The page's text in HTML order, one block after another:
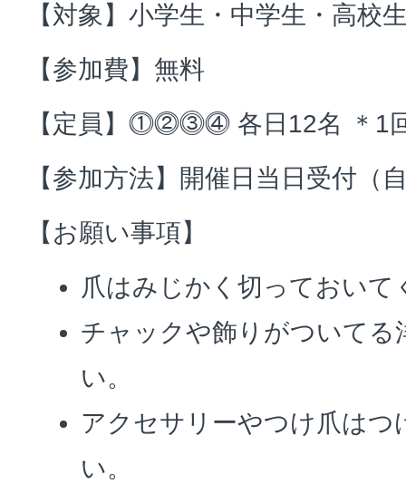
【対象】小学生・中学生・高校
【参加費】無料
【定員】⓵⓶⓷⓸ 各日12名 ＊1
【参加方法】開催日当日受付（
【お願い事項】
爪はみじかく切っておいて
チャックや飾りがついてる
い。
アクセサリーやつけ爪は
い。